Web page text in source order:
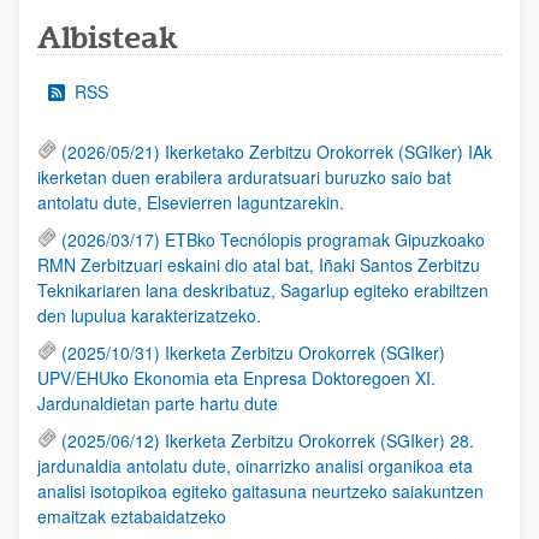
Albisteak
RSS
(2026/05/21) Ikerketako Zerbitzu Orokorrek (SGIker) IAk
ikerketan duen erabilera arduratsuari buruzko saio bat
antolatu dute, Elsevierren laguntzarekin.
(2026/03/17) ETBko Tecnólopis programak Gipuzkoako
RMN Zerbitzuari eskaini dio atal bat, Iñaki Santos Zerbitzu
Teknikariaren lana deskribatuz, Sagarlup egiteko erabiltzen
den lupulua karakterizatzeko.
(2025/10/31) Ikerketa Zerbitzu Orokorrek (SGIker)
UPV/EHUko Ekonomia eta Enpresa Doktoregoen XI.
Jardunaldietan parte hartu dute
(2025/06/12) Ikerketa Zerbitzu Orokorrek (SGIker) 28.
jardunaldia antolatu dute, oinarrizko analisi organikoa eta
analisi isotopikoa egiteko gaitasuna neurtzeko saiakuntzen
emaitzak eztabaidatzeko